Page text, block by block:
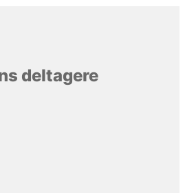
deltagere